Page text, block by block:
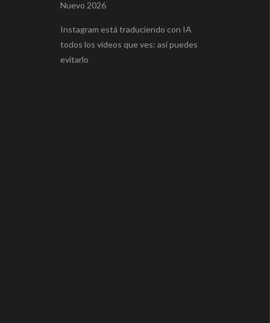
Nuevo 2026
Instagram está traduciendo con IA
todos los vídeos que ves: así puedes
evitarlo